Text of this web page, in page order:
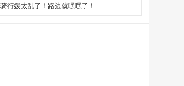
骑行媛太乱了！路边就嘿嘿了！